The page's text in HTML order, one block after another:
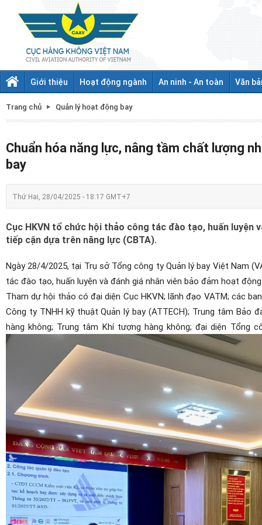
Giới thiệu Hoạt động ngành An ninh - An toàn Văn
Trang chủ Quản lý hoạt động bay
Chuẩn hóa năng lực, nâng tầm chất lượng
bay
Thứ Hai, 28/04/2025 - 18:17 GMT+7
Cục HKVN tổ chức hội thảo công tác đào tạo, huấn luyện
tiếp cận dựa trên năng lực (CBTA).
Ngày 28/4/2025, tại Trụ sở Tổng công ty Quản lý bay Việt Nam
tác đào tạo, huấn luyện và đánh giá nhân viên bảo đảm hoạt động
Tham dự hội thảo có đại diện Cục HKVN; lãnh đạo VATM; các
Công ty TNHH kỹ thuật Quản lý bay (ATTECH); Trung tâm Bảo
hàng không; Trung tâm Khí tượng hàng không; đại diện Tổng